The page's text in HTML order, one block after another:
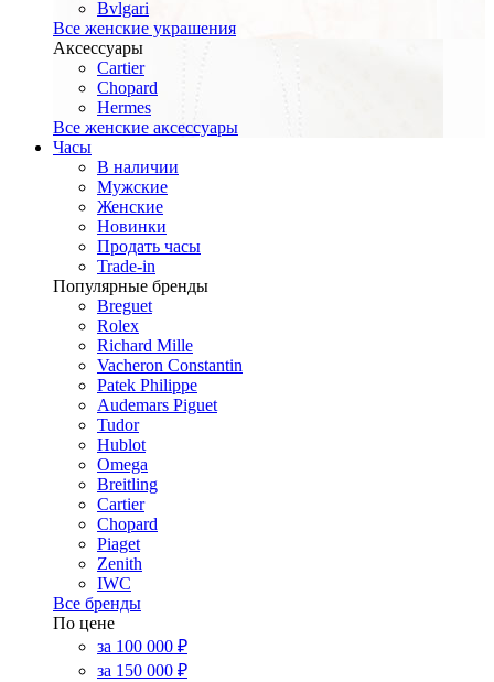
Bvlgari
Все женские украшения
Аксессуары
Cartier
Chopard
Hermes
Все женские аксессуары
Часы
В наличии
Мужские
Женские
Новинки
Продать часы
Trade-in
Популярные бренды
Breguet
Rolex
Richard Mille
Vacheron Constantin
Patek Philippe
Audemars Piguet
Tudor
Hublot
Omega
Breitling
Cartier
Chopard
Piaget
Zenith
IWC
Все бренды
По цене
за 100 000 ₽
за 150 000 ₽